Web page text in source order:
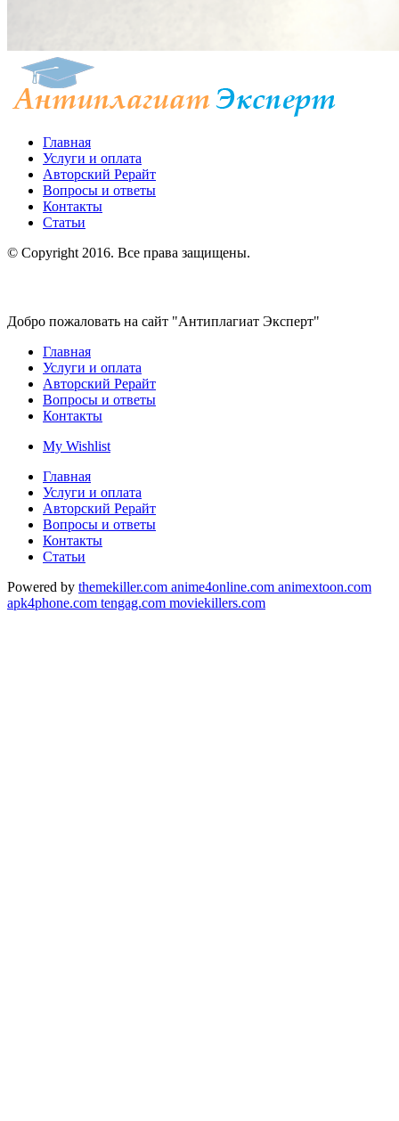
Главная
Услуги и оплата
Авторский Рерайт
Вопросы и ответы
Контакты
Статьи
© Copyright 2016. Все права защищены.
Добро пожаловать на сайт "Антиплагиат Эксперт"
Главная
Услуги и оплата
Авторский Рерайт
Вопросы и ответы
Контакты
My Wishlist
Главная
Услуги и оплата
Авторский Рерайт
Вопросы и ответы
Контакты
Статьи
Powered by themekiller.com anime4online.com animextoon.com
apk4phone.com tengag.com moviekillers.com